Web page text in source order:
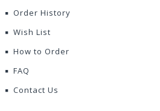
Order History
Wish List
How to Order
FAQ
Contact Us